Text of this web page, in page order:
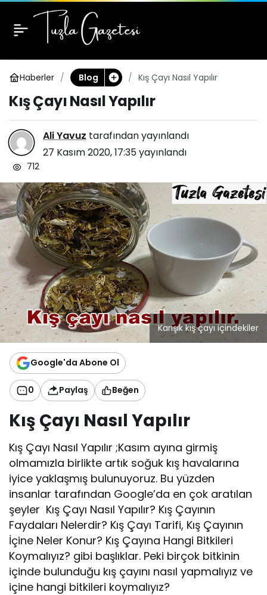
Haberler Blog Kış Çayı Nasıl Yapılır
Kış Çayı Nasıl Yapılır
Ali Yavuz tarafından yayınlandı
27 Kasım 2020, 17:35yayınlandı
712
Karışık kış çayı içindekiler
Google'da Abone Ol
0 Paylaş Beğen
Kış Çayı Nasıl Yapılır
Kış Çayı Nasıl Yapılır ;Kasım ayına girmiş
olmamızla birlikte artık soğuk kış havalarına
iyice yaklaşmış bulunuyoruz. Bu yüzden
insanlar tarafından Google’da en çok aratılan
şeyler Kış Çayı Nasıl Yapılır? Kış Çayının
Faydaları Nelerdir? Kış Çayı Tarifi, Kış Çayının
İçine Neler Konur? Kış Çayına Hangi Bitkileri
Koymalıyız? gibi başlıklar. Peki birçok bitkinin
içinde bulunduğu kış çayını nasıl yapmalıyız ve
içine hangi bitkileri koymalıyız?
Kış Çayı Nasıl Yapılır